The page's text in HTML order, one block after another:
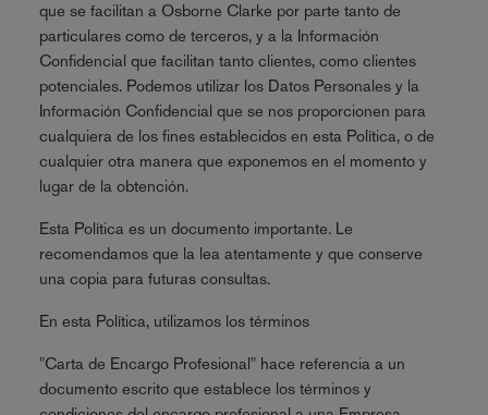
que se facilitan a Osborne Clarke por parte tanto de
particulares como de terceros, y a la Información
Confidencial que facilitan tanto clientes, como clientes
potenciales. Podemos utilizar los Datos Personales y la
Información Confidencial que se nos proporcionen para
cualquiera de los fines establecidos en esta Política, o de
cualquier otra manera que exponemos en el momento y
lugar de la obtención.
Esta Política es un documento importante. Le
recomendamos que la lea atentamente y que conserve
una copia para futuras consultas.
En esta Política, utilizamos los términos
"Carta de Encargo Profesional" hace referencia a un
documento escrito que establece los términos y